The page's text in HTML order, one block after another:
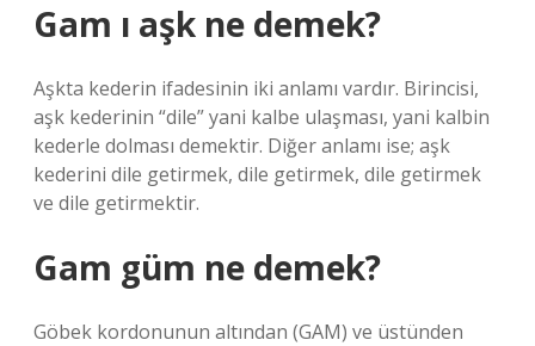
Gam ı aşk ne demek?
Aşkta kederin ifadesinin iki anlamı vardır. Birincisi,
aşk kederinin “dile” yani kalbe ulaşması, yani kalbin
kederle dolması demektir. Diğer anlamı ise; aşk
kederini dile getirmek, dile getirmek, dile getirmek
ve dile getirmektir.
Gam güm ne demek?
Göbek kordonunun altından (GAM) ve üstünden